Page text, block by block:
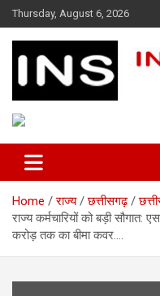
Skip
to
content
Thursday, August 6, 2026
Indian News
Home राज्य छत्तीसगढ़
राज्य कर्मचारियों को बड़ी सौगात:
करोड़ तक का बीमा कवर….